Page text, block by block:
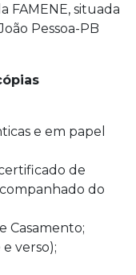
FAMENE, situada
Pessoa-PB
e em papel
de
do
Casamento;
verso);